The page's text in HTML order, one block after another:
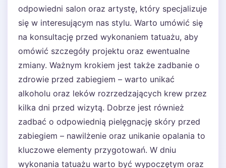
odpowiedni salon oraz artystę, który specjalizuje
się w interesującym nas stylu. Warto umówić się
na konsultację przed wykonaniem tatuażu, aby
omówić szczegóły projektu oraz ewentualne
zmiany. Ważnym krokiem jest także zadbanie o
zdrowie przed zabiegiem – warto unikać
alkoholu oraz leków rozrzedzających krew przez
kilka dni przed wizytą. Dobrze jest również
zadbać o odpowiednią pielęgnację skóry przed
zabiegiem – nawilżenie oraz unikanie opalania to
kluczowe elementy przygotowań. W dniu
wykonania tatuażu warto być wypoczętym oraz